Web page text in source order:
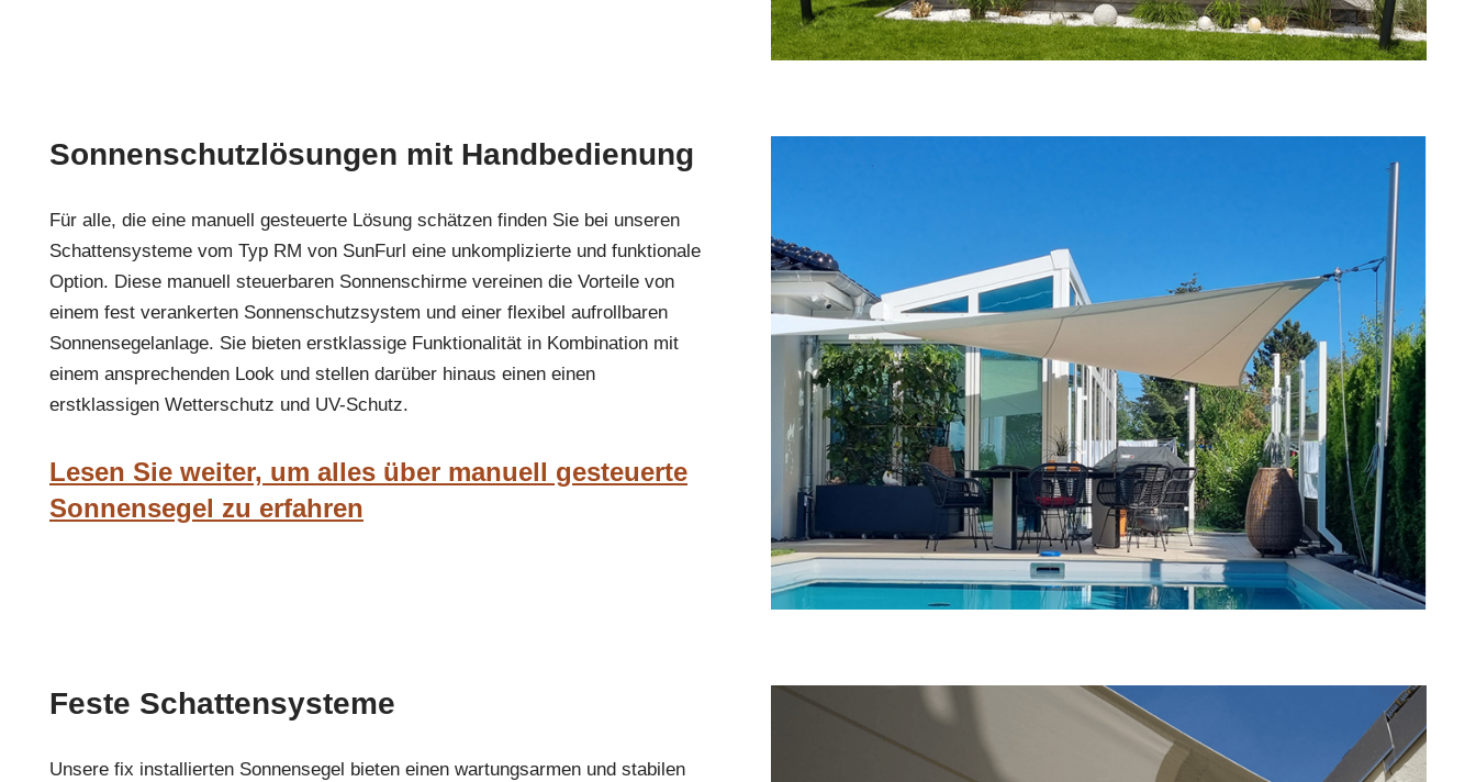
Sonnenschutzlösungen mit Handbedienung
Für alle, die eine manuell gesteuerte Lösung schätzen finden Sie bei unseren
Schattensysteme vom Typ RM von SunFurl eine unkomplizierte und funktionale
Option. Diese manuell steuerbaren Sonnenschirme vereinen die Vorteile von
einem fest verankerten Sonnenschutzsystem und einer flexibel aufrollbaren
Sonnensegelanlage. Sie bieten erstklassige Funktionalität in Kombination mit
einem ansprechenden Look und stellen darüber hinaus einen einen
erstklassigen Wetterschutz und UV-Schutz.
Lesen Sie weiter, um alles über manuell gesteuerte
Sonnensegel zu erfahren
Feste Schattensysteme
Unsere fix installierten Sonnensegel bieten einen wartungsarmen und stabilen